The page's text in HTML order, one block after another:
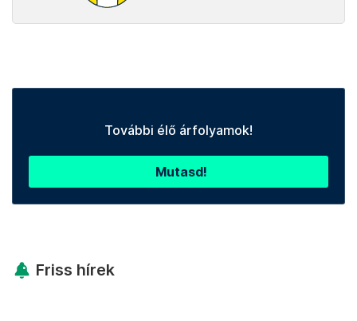
További élő árfolyamok!
Mutasd!
Friss hírek